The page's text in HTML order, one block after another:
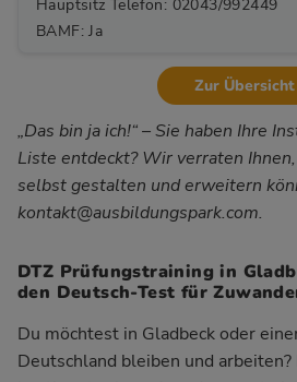
BAMF: Ja
Zur Übersicht
„Das bin ja ich!“ – Sie haben Ihre
Liste entdeckt? Wir verraten
selbst gestalten und erweitern
kontakt@ausbildungspark.com.
DTZ Prüfungstraining in
den Deutsch-Test für
Du möchtest in Gladbeck oder
Deutschland bleiben und